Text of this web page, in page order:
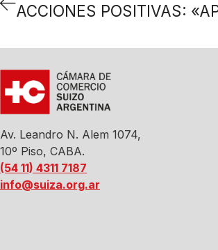
Av. Leandro N. Alem 1074,
10º Piso, CABA.
(54 11) 4311 7187
info@suiza.org.ar